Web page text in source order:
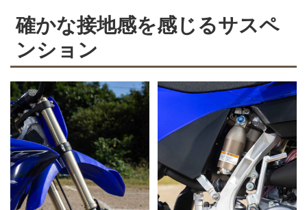
確かな接地感を感じるサスペ
ンション